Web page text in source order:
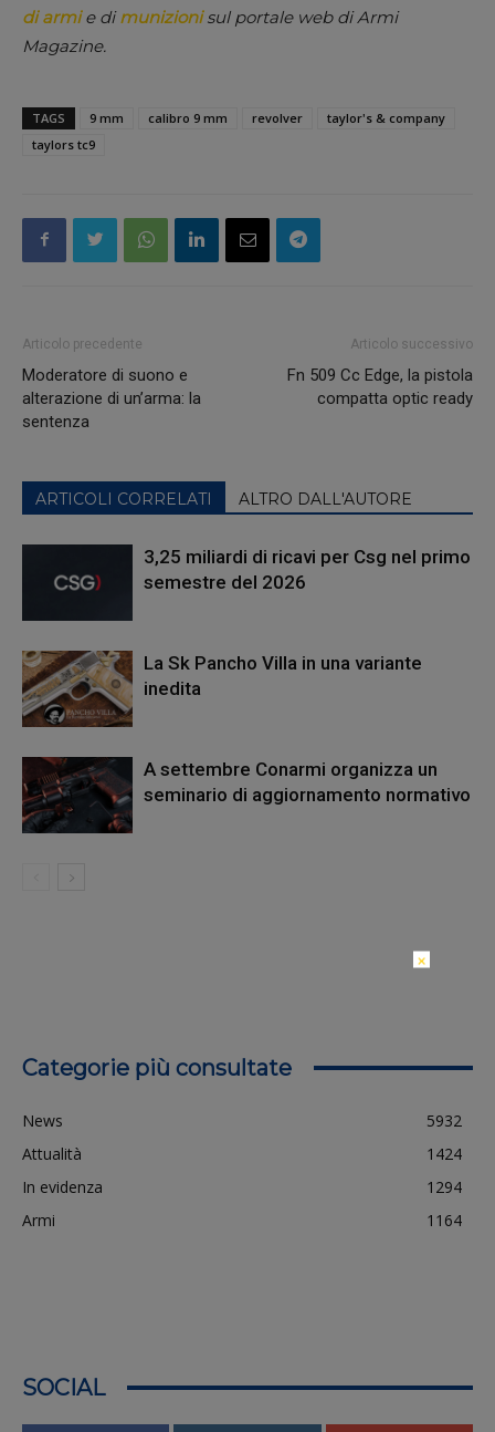
di armie dimunizionisul portale web di Armi
Magazine.
TAGS 9 mm calibro 9 mm revolver
taylor's & company
taylors tc9
Articolo precedente
Moderatore di suono e
alterazione di un’arma: la
sentenza
Articolo successivo
Fn 509 Cc Edge, la pistola
compatta optic ready
ARTICOLI CORRELATI ALTRO DALL'AUTORE
3,25 miliardi di ricavi per Csg nel primo
semestre del 2026
La Sk Pancho Villa in una variante
inedita
A settembre Conarmi organizza un
seminario di aggiornamento normativo
Categorie più consultate
News
5932
Attualità
1424
In evidenza
1294
Armi
1164
SOCIAL
×